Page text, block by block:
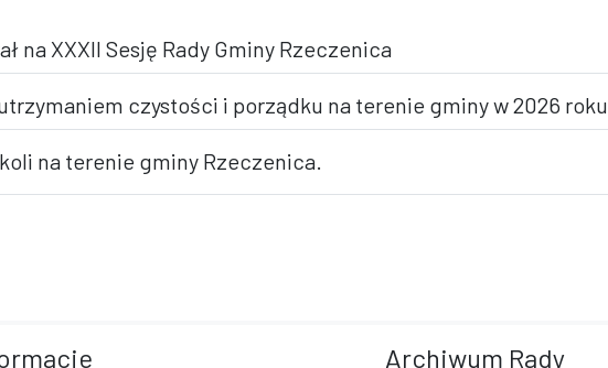
na XXXII Sesję Rady Gminy Rzeczenica
czystości i porządku na terenie gminy w 2026 roku
na terenie gminy Rzeczenica.
Archiwum Rady